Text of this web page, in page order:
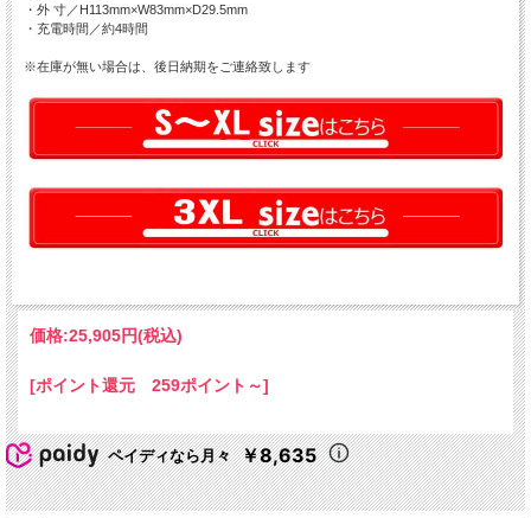
・外 寸／H113mm×W83mm×D29.5mm
・充電時間／約4時間
※在庫が無い場合は、後日納期をご連絡致します
価格:25,905円(税込)
[ポイント還元 259ポイント～]
ペイディなら月々 ￥8,635